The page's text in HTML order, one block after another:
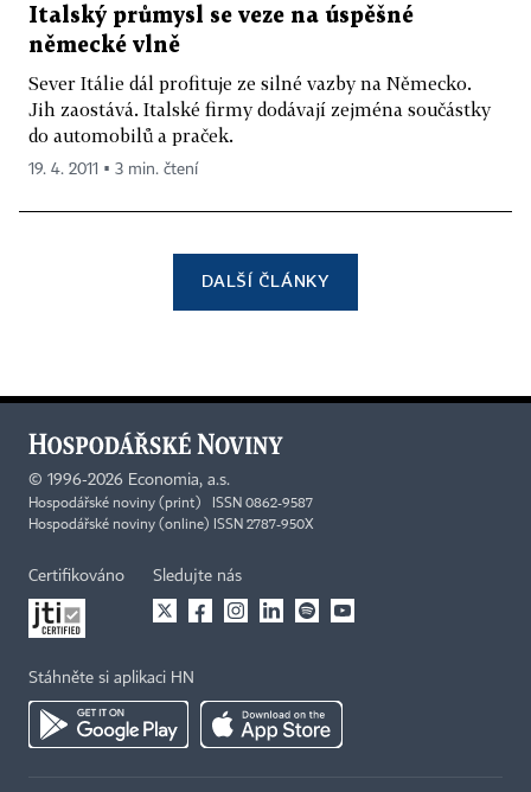
Italský průmysl se veze na úspěšné
německé vlně
Sever Itálie dál profituje ze silné vazby na Německo.
Jih zaostává. Italské firmy dodávají zejména součástky
do automobilů a praček.
19. 4. 2011 ▪ 3 min. čtení
DALŠÍ ČLÁNKY
© 1996-2026 Economia, a.s.
Hospodářské noviny (print) ISSN 0862-9587
Hospodářské noviny (online) ISSN 2787-950X
Certifikováno Sledujte nás
Stáhněte si aplikaci HN